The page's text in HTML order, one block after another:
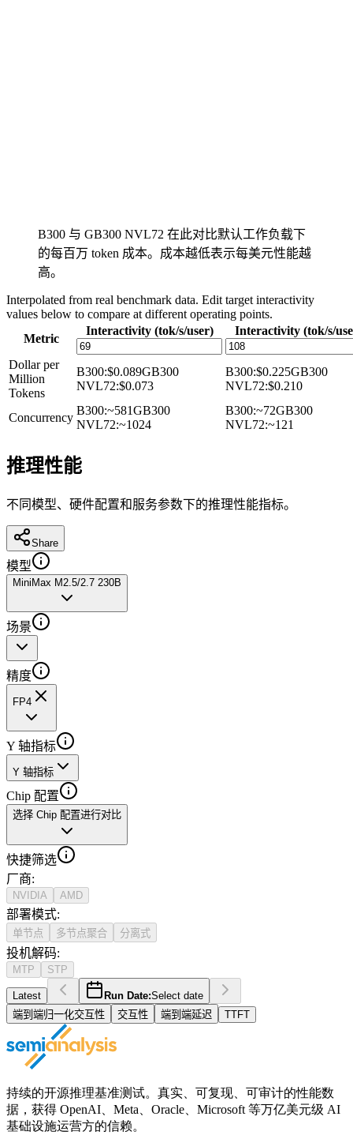
B300 与 GB300 NVL72 在此对比默认工作负载下
的每百万 token 成本。成本越低表示每美元性能越
高。
Interpolated from real benchmark data. Edit target interactivity
values below to compare at different operating points.
Metric
Interactivity (tok/s/user) Interactivity (tok/s/
Dollar per
Million
Tokens
B300:$0.089GB300
NVL72:$0.073
B300:$0.225GB300
NVL72:$0.210
Concurrency
B300:~581GB300
NVL72:~1024
B300:~72GB300
NVL72:~121
推理性能
不同模型、硬件配置和服务参数下的推理性能指标。
Share
模型
MiniMax M2.5/2.7 230B
场景
精度
FP4
Y 轴指标
Y 轴指标
Chip 配置
选择 Chip 配置进行对比
快捷筛选
厂商:
NVIDIA AMD
部署模式:
单节点 多节点聚合 分离式
投机解码:
MTP STP
Latest Run Date:Select date
端到端归一化交互性
交互性 端到端延迟 TTFT
持续的开源推理基准测试。真实、可复现、可审计的性能数
据，获得 OpenAI、Meta、Oracle、Microsoft 等万亿美元级 AI
基础设施运营方的信赖。